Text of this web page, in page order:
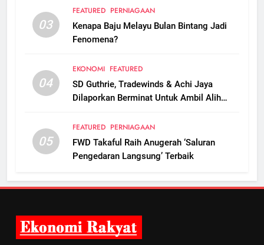
03
FEATURED PERNIAGAAN
Kenapa Baju Melayu Bulan Bintang Jadi
Fenomena?
04
EKONOMI FEATURED
SD Guthrie, Tradewinds & Achi Jaya
Dilaporkan Berminat Untuk Ambil Alih
05
FEATURED PERNIAGAAN
FWD Takaful Raih Anugerah ‘Saluran
Pengedaran Langsung’ Terbaik